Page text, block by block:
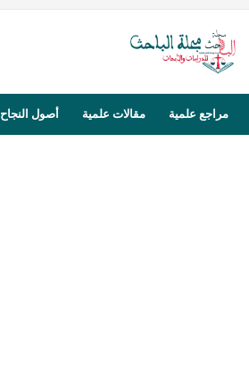
مراجع علمية مقالات علمية أصول النجاح